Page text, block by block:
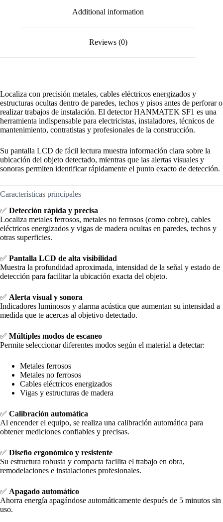
Additional information
Reviews (0)
Localiza con precisión metales, cables eléctricos energizados y
estructuras ocultas dentro de paredes, techos y pisos antes de perforar o
realizar trabajos de instalación. El detector HANMATEK SF1 es una
herramienta indispensable para electricistas, instaladores, técnicos de
mantenimiento, contratistas y profesionales de la construcción.
Su pantalla LCD de fácil lectura muestra información clara sobre la
ubicación del objeto detectado, mientras que las alertas visuales y
sonoras permiten identificar rápidamente el punto exacto de detección.
Características principales
✅ Detección rápida y precisa
Localiza metales ferrosos, metales no ferrosos (como cobre), cables
eléctricos energizados y vigas de madera ocultas en paredes, techos y
otras superficies.
✅ Pantalla LCD de alta visibilidad
Muestra la profundidad aproximada, intensidad de la señal y estado de
detección para facilitar la ubicación exacta del objeto.
✅ Alerta visual y sonora
Indicadores luminosos y alarma acústica que aumentan su intensidad a
medida que te acercas al objetivo detectado.
✅ Múltiples modos de escaneo
Permite seleccionar diferentes modos según el material a detectar:
Metales ferrosos
Metales no ferrosos
Cables eléctricos energizados
Vigas y estructuras de madera
✅ Calibración automática
Al encender el equipo, se realiza una calibración automática para
obtener mediciones confiables y precisas.
✅ Diseño ergonómico y resistente
Su estructura robusta y compacta facilita el trabajo en obra,
remodelaciones e instalaciones profesionales.
✅ Apagado automático
Ahorra energía apagándose automáticamente después de 5 minutos sin
uso.